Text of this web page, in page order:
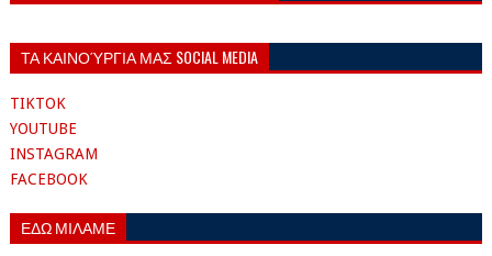
ΤΑ ΚΑΙΝΟΎΡΓΙΑ ΜΑΣ SOCIAL MEDIA
TIKTOK
YOUTUBE
INSTAGRAM
FACEBOOK
ΕΔΩ ΜΙΛΑΜΕ